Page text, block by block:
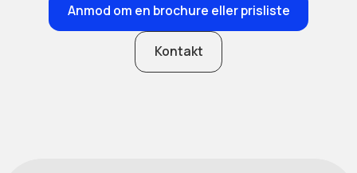
Anmod om en brochure eller prisliste
Kontakt